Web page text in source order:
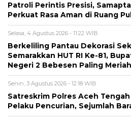
Patroli Perintis Presisi,
Perkuat Rasa Aman di Ruang
Selasa, 4 Agustus 2026 - 11:22 WIB
Berkeliling Pantau Dekorasi
Semarakkan HUT RI Ke-81,
Negeri 2 Bebesen Paling Meriah
Senin, 3 Agustus 2026 - 12:18 WIB
Satreskrim Polres Aceh
Pelaku Pencurian, Sejumlah